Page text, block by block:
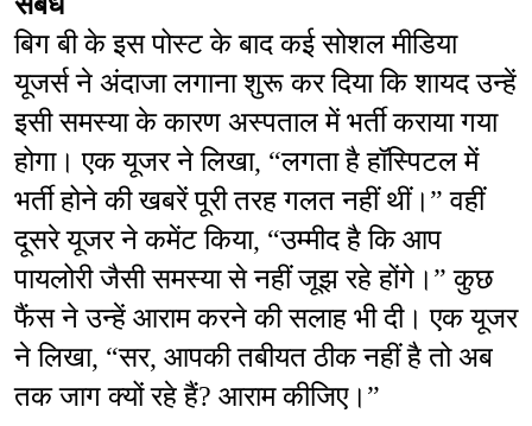
बिग बी के इस पोस्ट के बाद कई सोशल मीडिया
यूजर्स ने अंदाजा लगाना शुरू कर दिया कि शायद उन्हें
इसी समस्या के कारण अस्पताल में भर्ती कराया गया
होगा। एक यूजर ने लिखा, “लगता है हॉस्पिटल में
भर्ती होने की खबरें पूरी तरह गलत नहीं थीं।” वहीं
दूसरे यूजर ने कमेंट किया, “उम्मीद है कि आप
पायलोरी जैसी समस्या से नहीं जूझ रहे होंगे।” कुछ
फैंस ने उन्हें आराम करने की सलाह भी दी। एक यूजर
ने लिखा, “सर, आपकी तबीयत ठीक नहीं है तो अब
तक जाग क्यों रहे हैं? आराम कीजिए।”